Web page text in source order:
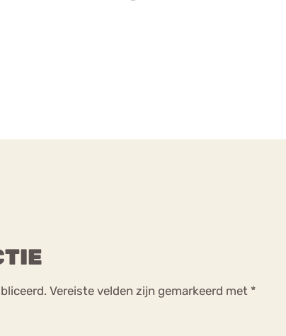
Vereiste velden zijn gemarkeerd met *